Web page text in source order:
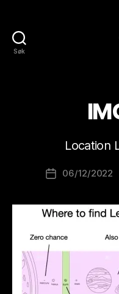
Søk
Location
Publiseringsdato
06/12/2022